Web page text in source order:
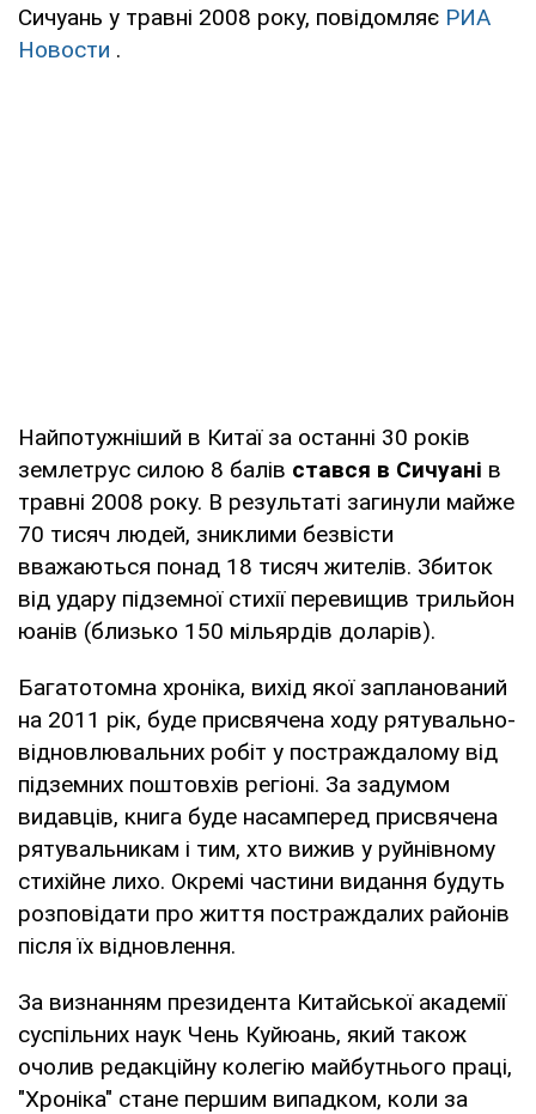
Сичуань у травні 2008 року, повідомляє РИА
Новости .
Найпотужніший в Китаї за останні 30 років
землетрус силою 8 балів стався в Сичуані в
травні 2008 року. В результаті загинули майже
70 тисяч людей, зниклими безвісти
вважаються понад 18 тисяч жителів. Збиток
від удару підземної стихії перевищив трильйон
юанів (близько 150 мільярдів доларів).
Багатотомна хроніка, вихід якої запланований
на 2011 рік, буде присвячена ходу рятувально-
відновлювальних робіт у постраждалому від
підземних поштовхів регіоні. За задумом
видавців, книга буде насамперед присвячена
рятувальникам і тим, хто вижив у руйнівному
стихійне лихо. Окремі частини видання будуть
розповідати про життя постраждалих районів
після їх відновлення.
За визнанням президента Китайської академії
суспільних наук Чень Куйюань, який також
очолив редакційну колегію майбутнього праці,
"Хроніка" стане першим випадком, коли за